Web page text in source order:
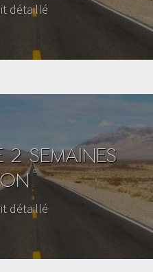
détaillé
2 SEMAINES
détaillé